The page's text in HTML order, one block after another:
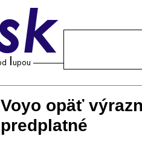
Voyo opäť
predplatné